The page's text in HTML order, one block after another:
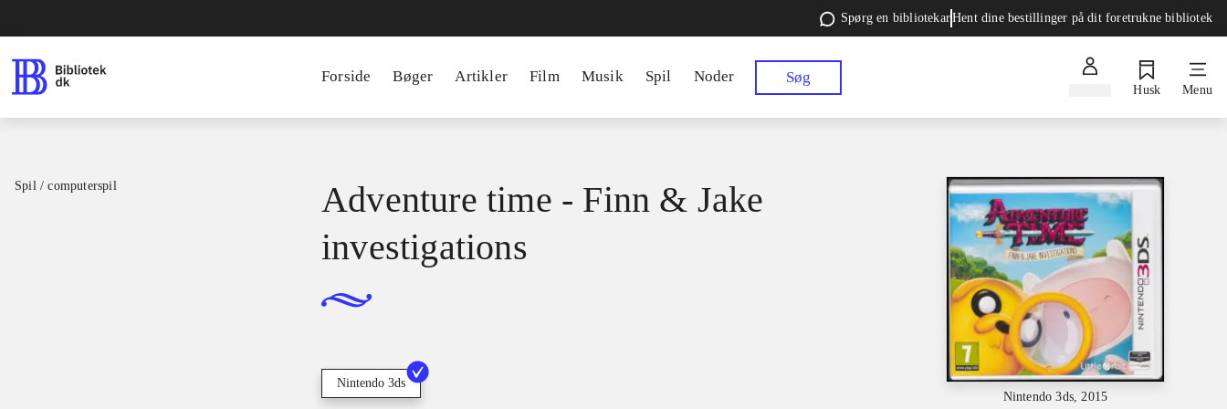
Spørg en bibliotekarHent dine bestillinger på dit foretrukne bibliotek
Forside Bøger Artikler Film Musik Spil Noder Søg
Husk Menu
Spil / computerspil
Nintendo 3ds, 2015
Adventure time - Finn & Jake
investigations
Nintendo 3ds